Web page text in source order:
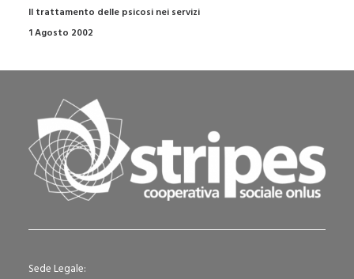
Il trattamento delle psicosi nei servizi
1 Agosto 2002
Sede Legale: